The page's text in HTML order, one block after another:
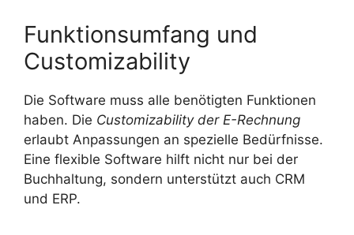
Funktionsumfang und
Customizability
Die Software muss alle benötigten Funktionen
haben. Die Customizability der E-Rechnung
erlaubt Anpassungen an spezielle Bedürfnisse.
Eine flexible Software hilft nicht nur bei der
Buchhaltung, sondern unterstützt auch CRM
und ERP.